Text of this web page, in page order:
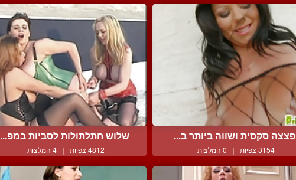
פצצה סקסית ושווה ביותר ב...
3154 צפיות | 0 המלצות
שלוש חתלתולות לסביות במפ...
4812 צפיות | 4 המלצות